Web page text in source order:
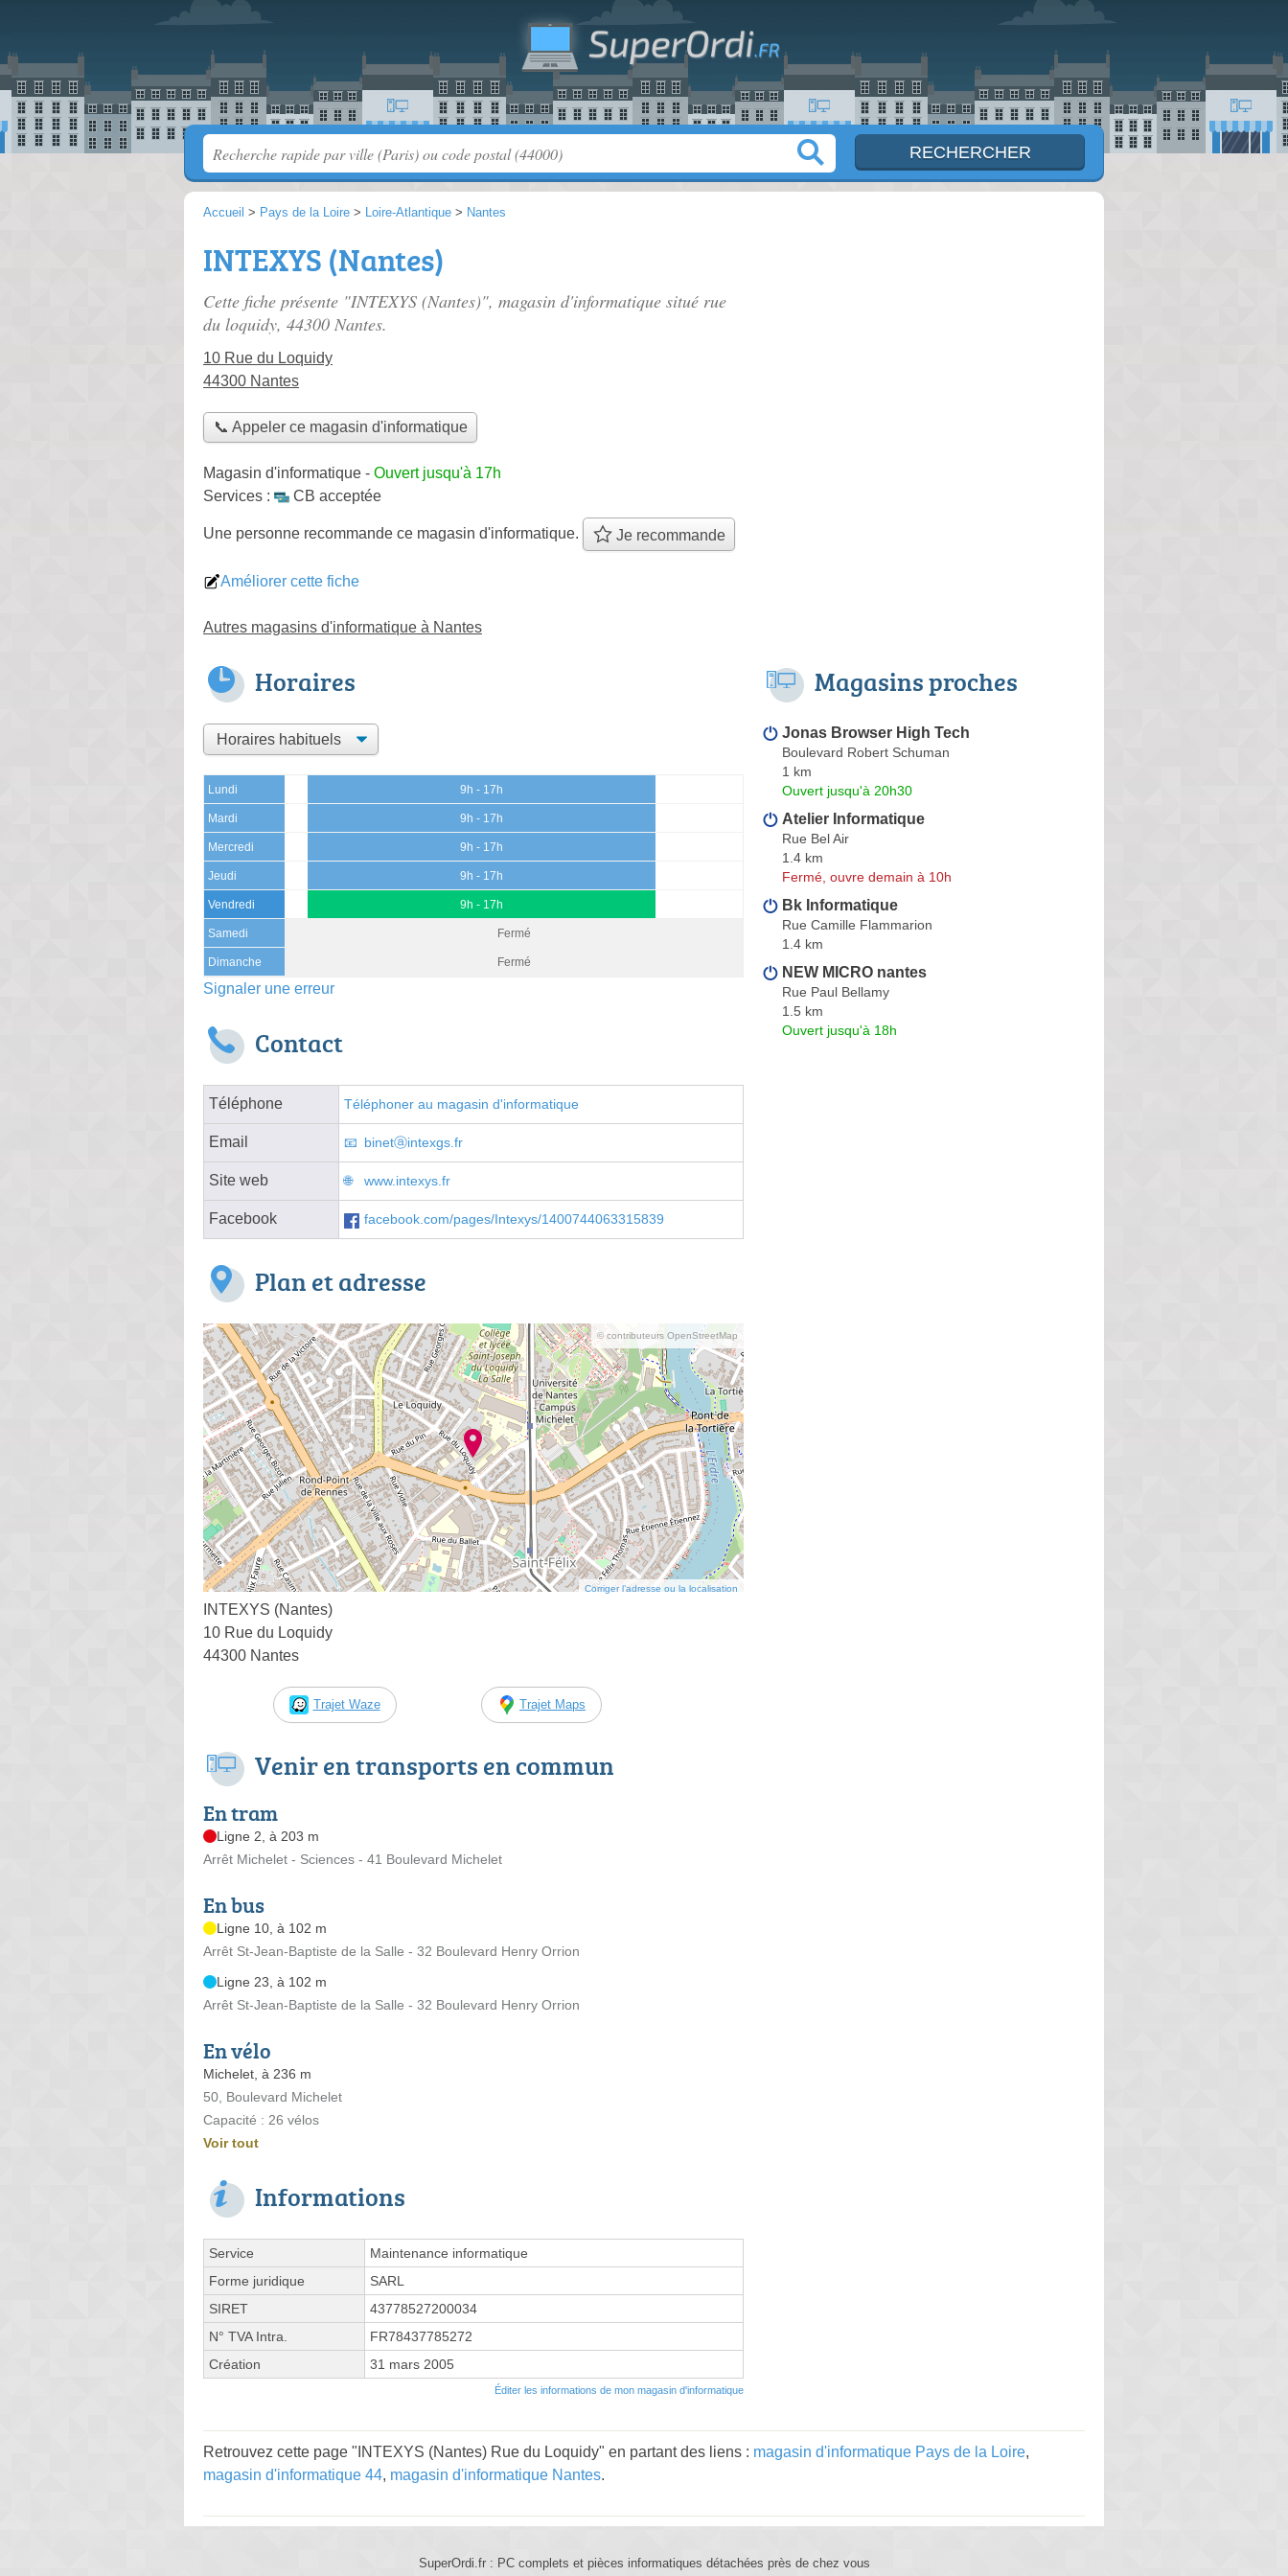
Accueil > Pays de la Loire > Loire-Atlantique > Nantes
INTEXYS (Nantes)
Cette fiche présente "INTEXYS (Nantes)", magasin d'informatique situé rue
du loquidy, 44300 Nantes.
10 Rue du Loquidy
44300 Nantes
📞 Appeler ce magasin d'informatique
Magasin d'informatique - Ouvert jusqu'à 17h
Services :
CB acceptée
Une personne recommande ce magasin d'informatique. Je recommande
Améliorer cette fiche
Autres magasins d'informatique à Nantes
Horaires
Lundi 9h - 17h
Mardi 9h - 17h
Mercredi 9h - 17h
Jeudi 9h - 17h
Vendredi 9h - 17h
Samedi Fermé
Dimanche Fermé
Signaler une erreur
Contact
Téléphone Téléphoner au magasin d'informatique
Email binetⓐintexgs.fr
Site web www.intexys.fr
Facebook facebook.com/pages/Intexys/1400744063315839
Plan et adresse
© contributeurs OpenStreetMap
Corriger l’adresse ou la localisation
INTEXYS (Nantes)
10 Rue du Loquidy
44300 Nantes
Trajet Waze Trajet Maps
Venir en transports en commun
En tram
Ligne 2, à 203 m
Arrêt Michelet - Sciences - 41 Boulevard Michelet
En bus
Ligne 10, à 102 m
Arrêt St-Jean-Baptiste de la Salle - 32 Boulevard Henry Orrion
Ligne 23, à 102 m
Arrêt St-Jean-Baptiste de la Salle - 32 Boulevard Henry Orrion
En vélo
Michelet, à 236 m
50, Boulevard Michelet
Capacité : 26 vélos
Voir tout
Informations
Service
Maintenance informatique
Forme juridique
SARL
SIRET
43778527200034
N° TVA Intra.
FR78437785272
Création
31 mars 2005
Éditer les informations de mon magasin d'informatique
Magasins proches
Jonas Browser High Tech
Boulevard Robert Schuman
1 km
Ouvert jusqu'à 20h30
Atelier Informatique
Rue Bel Air
1.4 km
Fermé, ouvre demain à 10h
Bk Informatique
Rue Camille Flammarion
1.4 km
NEW MICRO nantes
Rue Paul Bellamy
1.5 km
Ouvert jusqu'à 18h
Retrouvez cette page "INTEXYS (Nantes) Rue du Loquidy" en partant des liens : magasin d'informatique Pays de la Loire,
magasin d'informatique 44, magasin d'informatique Nantes.
SuperOrdi.fr : PC complets et pièces informatiques détachées près de chez vous